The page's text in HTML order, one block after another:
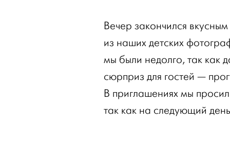
Вечер закончился
из наших детских
мы были недолго, так как
сюрприз для гостей —
В приглашениях мы
так как на следующий